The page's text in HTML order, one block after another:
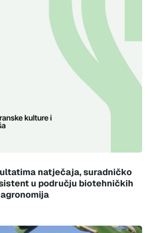
natječaja, suradničko
u području biotehničkih